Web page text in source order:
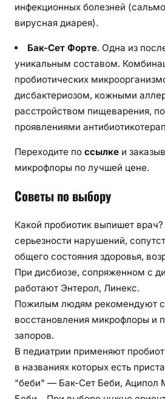
инфекционных болезней
вирусная диарея).
Бак-Сет Форте. Одна из
уникальным составом.
пробиотических
дисбактериозом, кожными
расстройством пищеварения,
проявлениями
Переходите по ссылке и
микрофлоры по лучшей цене.
Советы по выбору
Какой пробиотик выпишет врач?
серьезности нарушений,
общего состояния здоровья,
При дисбиозе, сопряженном с
работают Энтерол, Линекс.
Пожилым людям рекомендуют
восстановления микрофлоры и
запоров.
В педиатрии применяют
в названиях которых есть
"беби" — Бак-Сет Беби,